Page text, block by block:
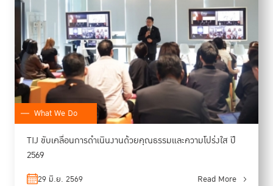
What We Do
TIJ ขับเคลื่อนการดำเนินงานด้วยคุณธรรมและความโปร่งใส ปี
2569
29 มิ.ย. 2569 Read More